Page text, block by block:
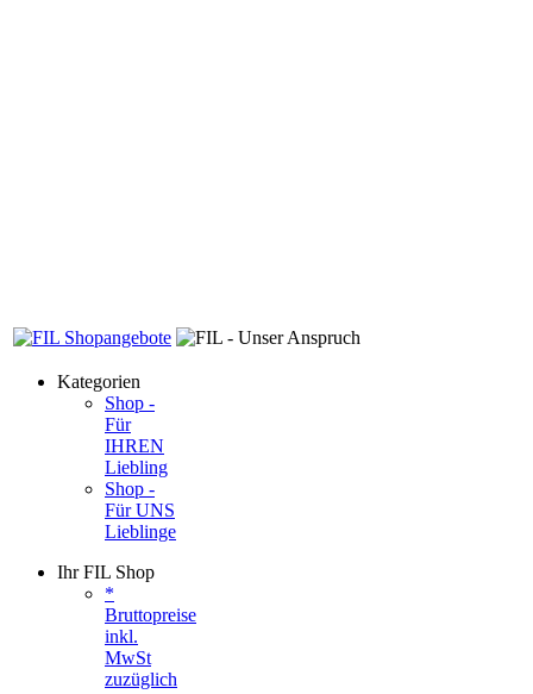
Kategorien
Shop -
Für
IHREN
Liebling
Shop -
Für UNS
Lieblinge
Ihr FIL Shop
*
Bruttopreise
inkl.
MwSt
zuzüglich